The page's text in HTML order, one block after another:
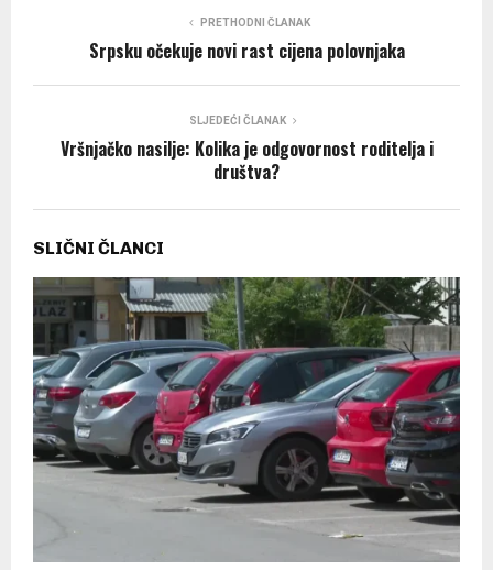
PRETHODNI ČLANAK
Srpsku očekuje novi rast cijena polovnjaka
SLJEDEĆI ČLANAK
Vršnjačko nasilje: Kolika je odgovornost roditelja i
društva?
SLIČNI ČLANCI